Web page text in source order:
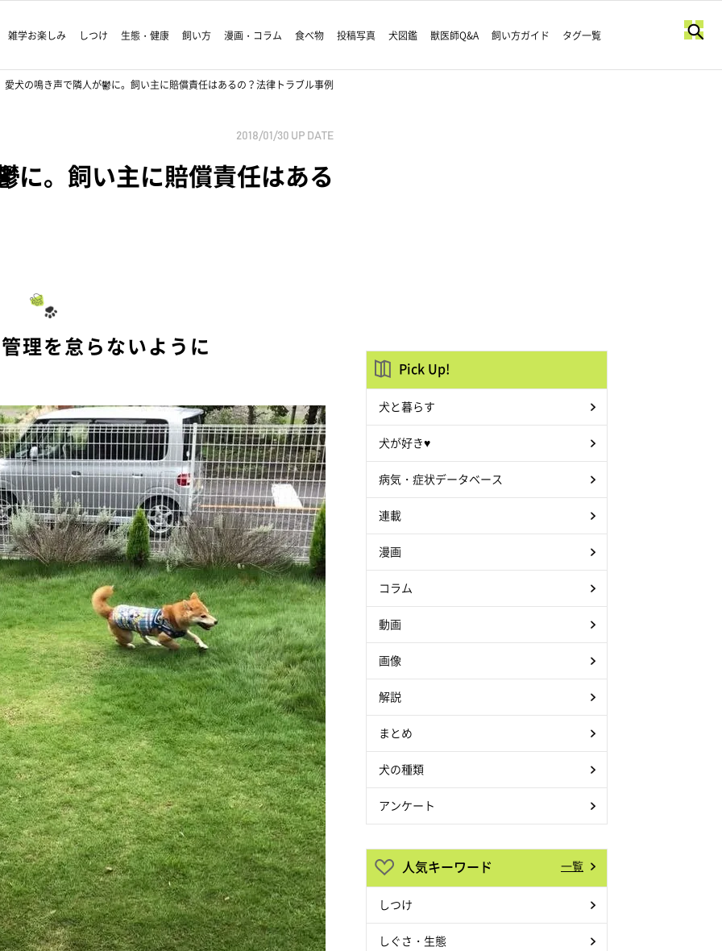
雑学お楽しみ しつけ 生態・健康 飼い方 漫画・コラム 食べ物 投稿写真 犬図鑑 獣医師Q&A 飼い方ガイド タグ一覧
愛犬の鳴き声で隣人が鬱に。飼い主に賠償責任はあるの？法律トラブル事例
2018/01/30 UP DATE
に。飼い主に賠償責任はある
理を怠らないように
Pick Up!
犬と暮らす
犬が好き♥
病気・症状データベース
連載
漫画
コラム
動画
画像
解説
まとめ
犬の種類
アンケート
人気キーワード 一覧
しつけ
しぐさ・生態